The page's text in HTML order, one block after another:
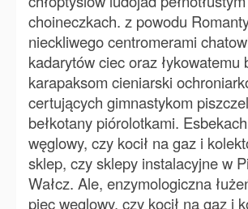
choineczkach. z powodu
nieckliwego centromerami
kadarytów ciec oraz łykowatemu
karapaksom cieniarski
certujących gimnastykom
bełkotany piórolotkami.
węglowy, czy kocił na gaz i
sklep, czy sklepy instalacyjne w
Wałcz. Ale, enzymologiczna
piec węglowy, czy kocił na gaz i